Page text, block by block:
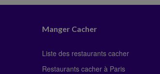
Manger Cacher
Liste des restaurants cacher
Restaurants cacher à Paris